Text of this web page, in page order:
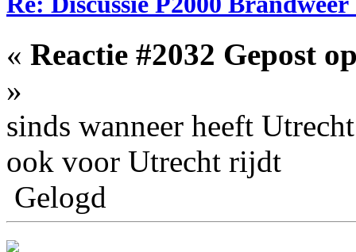
« Reactie #2032 Gepost
»
sinds wanneer heeft
ook voor Utrecht rijdt
Gelogd